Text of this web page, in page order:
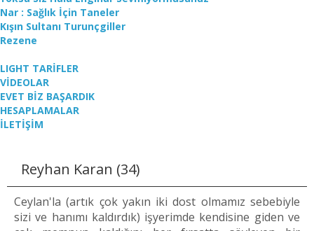
Nar : Sağlık İçin Taneler
Kışın Sultanı Turunçgiller
Rezene
LIGHT TARİFLER
VİDEOLAR
EVET BİZ BAŞARDIK
HESAPLAMALAR
İLETİŞİM
Reyhan Karan (34)
Ceylan'la (artık çok yakın iki dost olmamız sebebiyle
sizi ve hanımı kaldırdık) işyerimde kendisine giden ve